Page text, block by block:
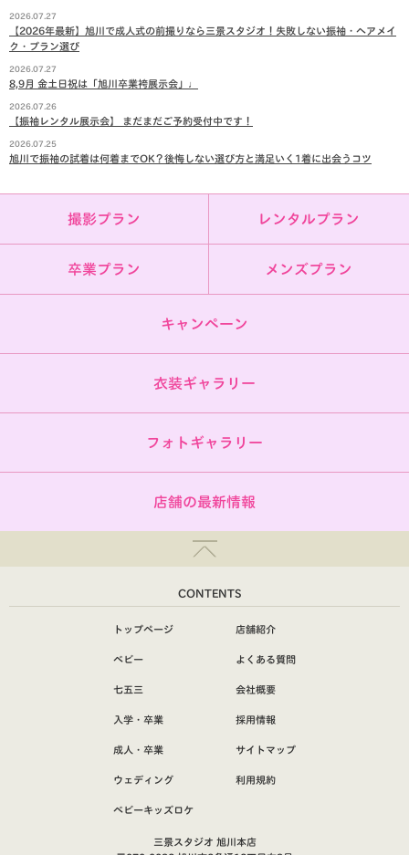
2026.07.27
【2026年最新】旭川で成人式の前撮りなら三景スタジオ！失敗しない振袖・ヘアメイ
ク・プラン選び
2026.07.27
8,9月 金土日祝は「旭川卒業袴展示会」♩
2026.07.26
【振袖レンタル展示会】 まだまだご予約受付中です！
2026.07.25
旭川で振袖の試着は何着までOK？後悔しない選び方と満足いく1着に出会うコツ
撮影プラン レンタルプラン
卒業プラン メンズプラン
キャンペーン
衣装ギャラリー
フォトギャラリー
店舗の最新情報
CONTENTS
トップページ
ベビー
七五三
入学・卒業
成人・卒業
ウェディング
ベビーキッズロケ
店舗紹介
よくある質問
会社概要
採用情報
サイトマップ
利用規約
三景スタジオ 旭川本店